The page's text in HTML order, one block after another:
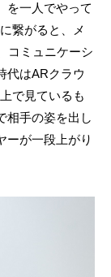
を一人でやって
繋がると、メ
コミュニケーシ
代はARクラウ
で見ているも
相手の姿を出し
ーが一段上がり